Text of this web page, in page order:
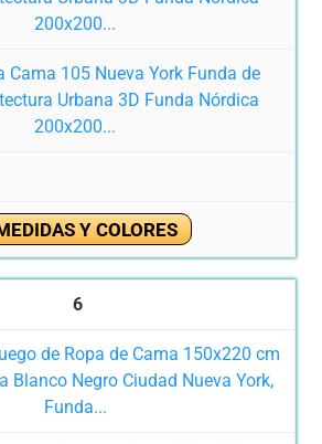
Cama 105 Nueva York Funda de
Urbana 3D Funda Nórdica
200x200...
Y COLORES
6